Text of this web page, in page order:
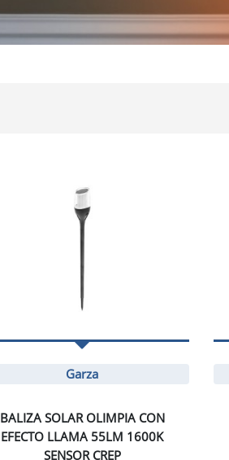
Garza
BALIZA SOLAR OLIMPIA CON
EFECTO LLAMA 55LM 1600K
SENSOR CREP